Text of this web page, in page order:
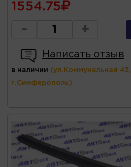
1554.75
- +
Написать отзыв
в наличии (ул.Коммунальная 43,
г.Симферополь)